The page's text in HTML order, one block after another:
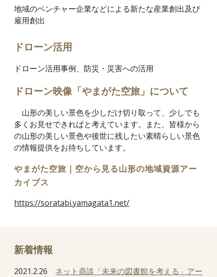
地域のベンチャー企業などによる新たな産業創出及び
雇用創出
ドローン活用
ドローン活用事例、防災・災害への活用
ドローン映像「やまがた空旅」について
山形の美しい景色を少しだけ切り取って、少しでも
多くお見せできればと考えています。また、皆様から
の山形の美しい景色や後世に残したい素晴らしい景色
の情報提供をお待ちしています。
やまがた空旅｜空から見る山形の地域資源アー
カイブス
https://soratabi.yamagata1.net/
新着情報
2021.2.26 ネット鼎談「未来の図書館を考える」アー